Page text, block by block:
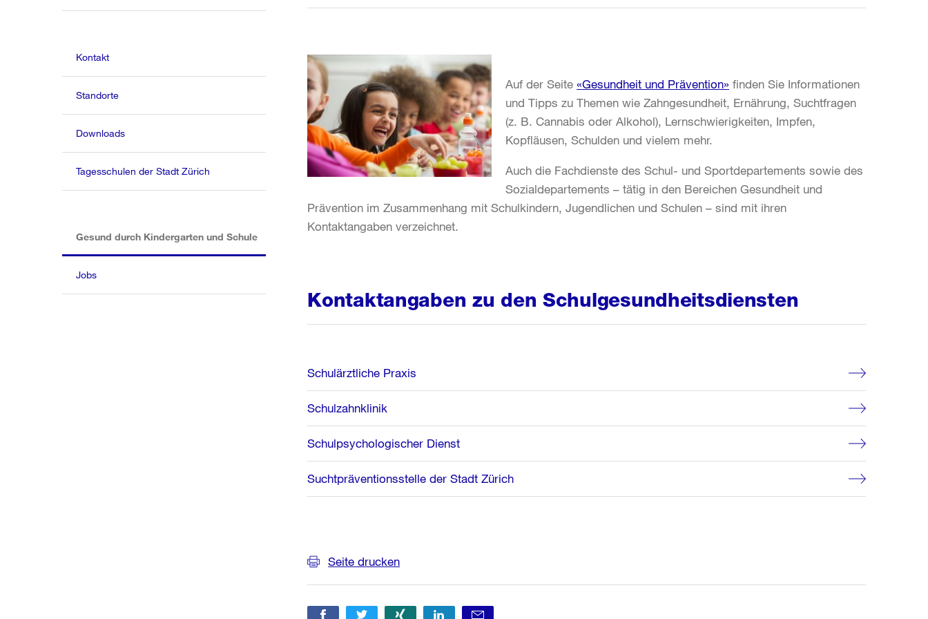
Auf der Seite«Gesundheit und Prävention» finden Sie Informationen
und Tipps zu Themen wie Zahngesundheit, Ernährung, Suchtfragen
(z. B. Cannabis oder Alkohol), Lernschwierigkeiten, Impfen,
Kopfläusen, Schulden und vielem mehr.
Auch die Fachdienste des Schul- und Sportdepartements sowie des
Sozialdepartements – tätig in den Bereichen Gesundheit und
Prävention im Zusammenhang mit Schulkindern, Jugendlichen und Schulen – sind mit ihren
Kontaktangaben verzeichnet.
Kontaktangaben zu den Schulgesundheitsdiensten
Schulärztliche Praxis
Schulzahnklinik
Schulpsychologischer Dienst
Suchtpräventionsstelle der Stadt Zürich
Seite drucken
Kontakt
Standorte
Downloads
Tagesschulen der Stadt Zürich
Gesund durch Kindergarten und Schule(aktiv)
Jobs